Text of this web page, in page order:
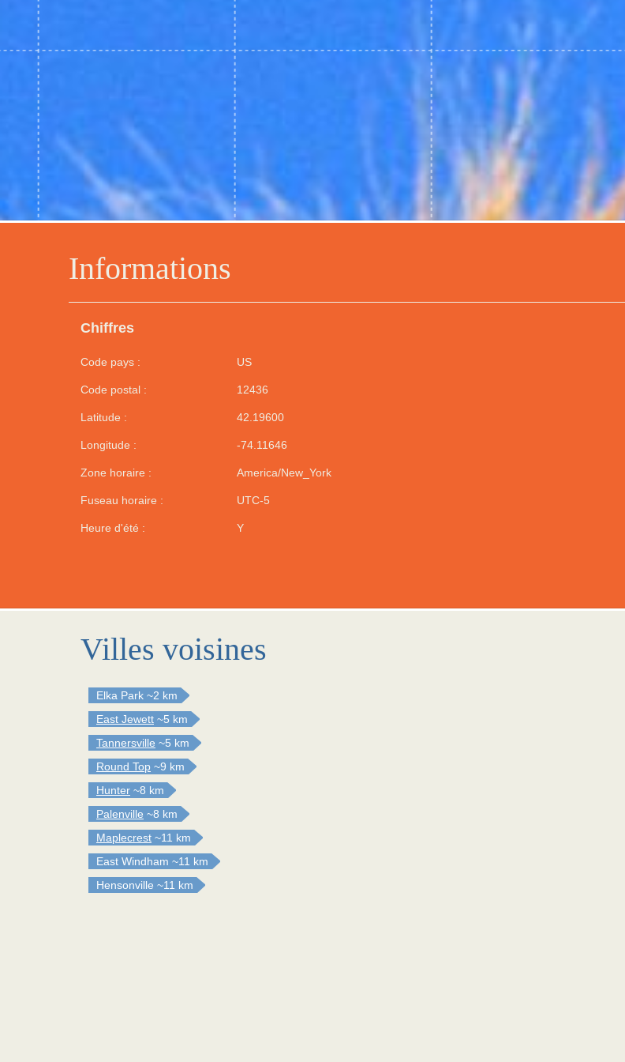
Informations
Chiffres
Code pays : US
Code postal : 12436
Latitude : 42.19600
Longitude : -74.11646
Zone horaire : America/New_York
Fuseau horaire : UTC-5
Heure d'été : Y
Villes voisines
Elka Park ~2 km
East Jewett ~5 km
Tannersville ~5 km
Round Top ~9 km
Hunter ~8 km
Palenville ~8 km
Maplecrest ~11 km
East Windham ~11 km
Hensonville ~11 km